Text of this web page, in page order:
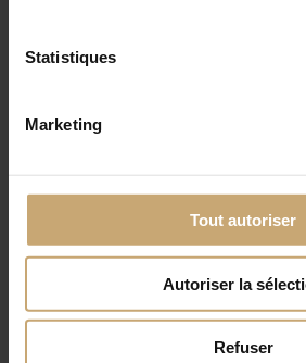
Statistiques
Marketing
Tout autoriser
Autoriser la
Refuser
IL Y A 5 MOIS — NOS ÉVÉNEMENTS
2026